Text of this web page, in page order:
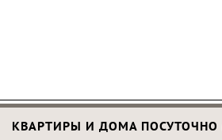
КВАРТИРЫ И ДОМА ПОСУТОЧНО